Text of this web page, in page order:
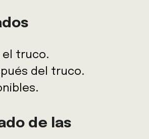
el truco.
del truco.
de las